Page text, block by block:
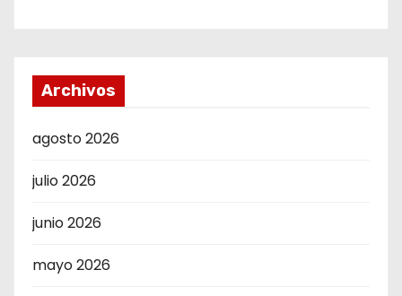
Archivos
agosto 2026
julio 2026
junio 2026
mayo 2026